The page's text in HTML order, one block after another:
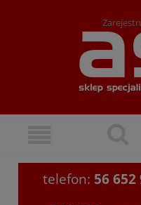
telefon: 56 652